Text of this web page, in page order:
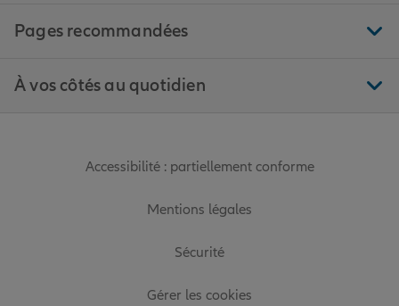
Pages recommandées
À vos côtés au quotidien
Accessibilité : partiellement conforme
Mentions légales
Sécurité
Gérer les cookies